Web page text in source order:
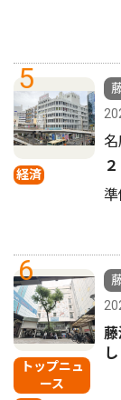
5
経済
6
トップニュ
ース